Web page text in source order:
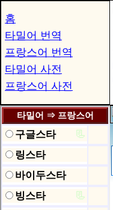
홈
타밀어 번역
프랑스어 번역
타밀어 사전
프랑스어 사전